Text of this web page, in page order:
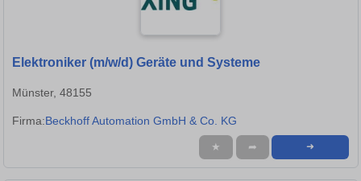
Elektroniker (m/w/d) Geräte und Systeme
Münster, 48155
Firma:Beckhoff Automation GmbH & Co. KG
★ ➦ ➜